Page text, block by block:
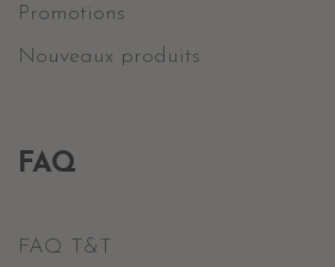
Promotions
Nouveaux produits
FAQ
FAQ T&T